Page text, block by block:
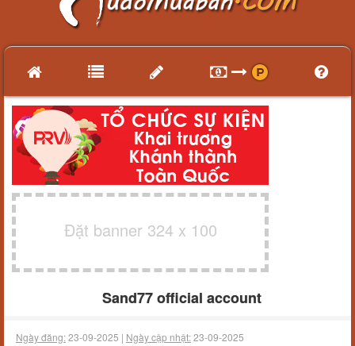
Đặt banner 324 x 100
Sand77 official account
Ngày đăng:23-09-2025 | Ngày cập nhật:23-09-2025